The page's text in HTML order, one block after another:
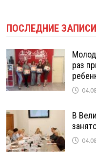
ПОСЛЕДНИЕ ЗАПИСИ
раз
В